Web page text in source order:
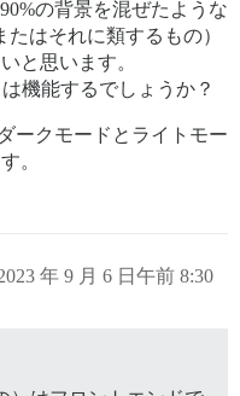
の背景を混ぜたような
はそれに類するもの）
と思います。
機能するでしょうか？
ークモードとライトモー
。
年 9 月 6 日午前 8:30